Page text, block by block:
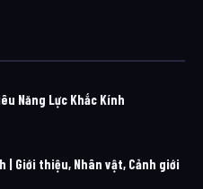
Năng Lực Khắc Kính
| Giới thiệu, Nhân vật, Cảnh giới